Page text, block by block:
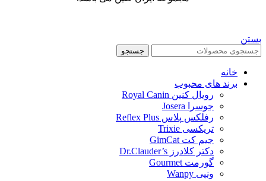
بستن
جستجو
خانه
برند های محبوب
رویال کنین Royal Canin
جوسرا Josera
رفلکس پلاس Reflex Plus
تریکسی Trixie
جیم کت GimCat
دکتر کلادرز Dr.Clauder’s
گورمت Gourmet
ونپی Wanpy